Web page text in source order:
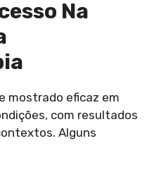
Na
mostrado eficaz em
com resultados
Alguns